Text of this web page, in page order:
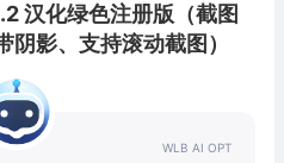
汉化绿色注册版（截图
影、支持滚动截图）